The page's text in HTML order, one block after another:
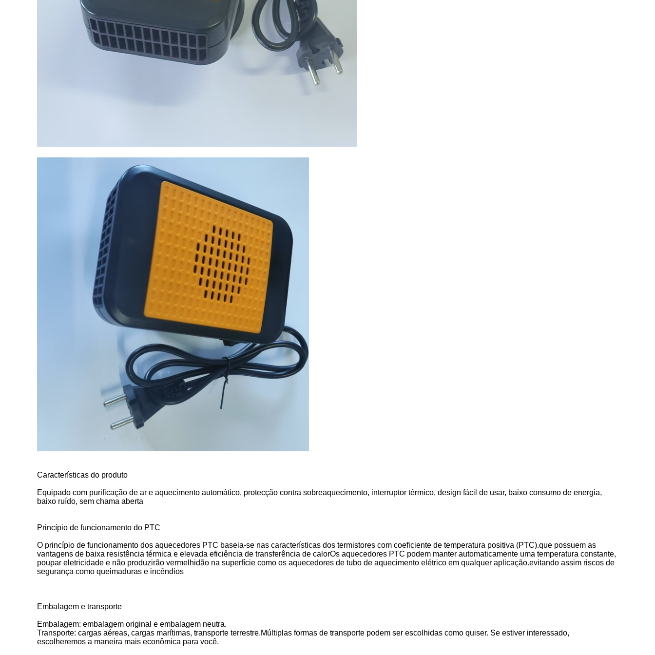
Características do produto
Equipado com purificação de ar e aquecimento automático, protecção contra sobreaquecimento, interruptor térmico, design fácil de usar, baixo consumo de energia,
baixo ruído, sem chama aberta
Princípio de funcionamento do PTC
O princípio de funcionamento dos aquecedores PTC baseia-se nas características dos termistores com coeficiente de temperatura positiva (PTC).que possuem as
vantagens de baixa resistência térmica e elevada eficiência de transferência de calorOs aquecedores PTC podem manter automaticamente uma temperatura constante,
poupar eletricidade e não produzirão vermelhidão na superfície como os aquecedores de tubo de aquecimento elétrico em qualquer aplicação.evitando assim riscos de
segurança como queimaduras e incêndios
Embalagem e transporte
Embalagem: embalagem original e embalagem neutra.
Transporte: cargas aéreas, cargas marítimas, transporte terrestre.Múltiplas formas de transporte podem ser escolhidas como quiser. Se estiver interessado,
escolheremos a maneira mais econômica para você.